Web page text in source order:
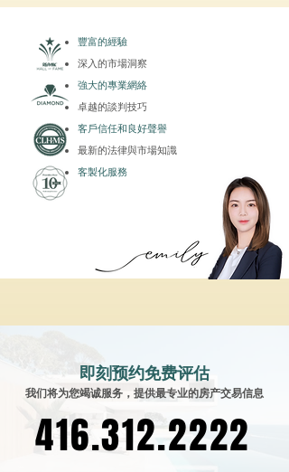
豐富的經驗
深入的市場洞察
強大的專業網絡
卓越的談判技巧
客戶信任和良好聲譽
最新的法律與市場知識
客製化服務
即刻预约免费评估
我们将为您竭诚服务，提供最专业的房产交易信息
416.312.2222
416.312.2222